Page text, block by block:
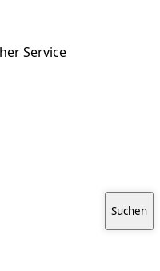
Service